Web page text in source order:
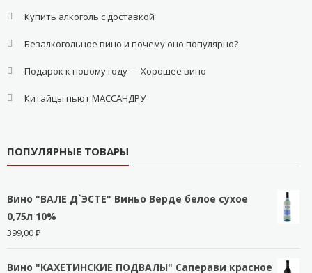
Купить алкоголь с доставкой
Безалкогольное вино и почему оно популярно?
Подарок к новому году — Хорошее вино
Китайцы пьют МАССАНДРУ
ПОПУЛЯРНЫЕ ТОВАРЫ
Вино "ВАЛЕ Д`ЭСТЕ" Виньо Верде белое сухое
0,75л 10%
399,00₽
Вино "КАХЕТИНСКИЕ ПОДВАЛЫ" Саперави красное